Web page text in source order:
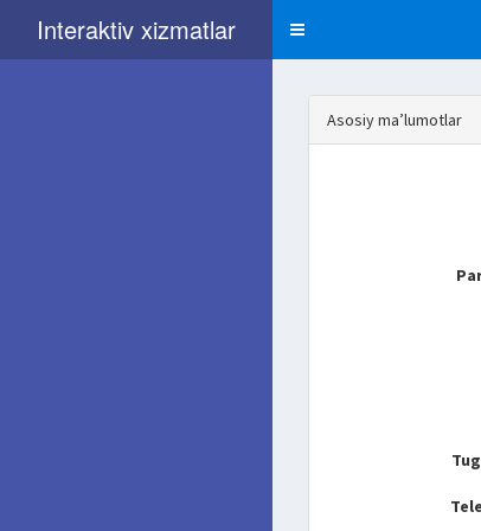
Interaktiv xizmatlar
Asosiy ma’lumotlar